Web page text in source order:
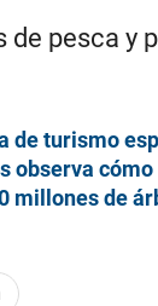
de pesca y
de turismo
observa
millones de